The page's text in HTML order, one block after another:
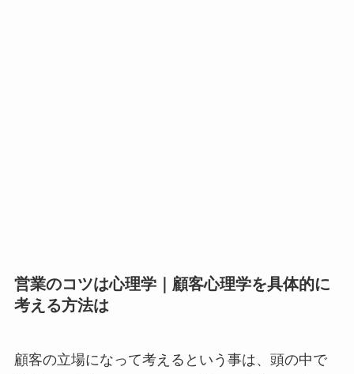
営業のコツは心理学｜顧客心理学を具体的に
考える方法は
顧客の立場になって考えるという事は、頭の中で